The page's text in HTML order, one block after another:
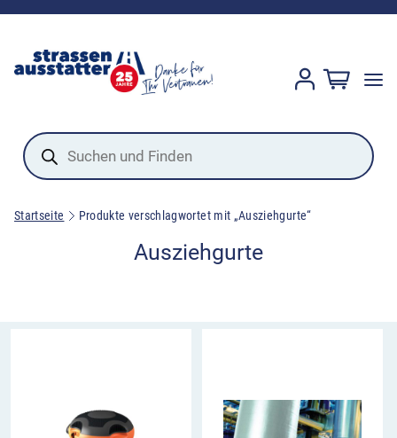
Products
search
Startseite Produkte verschlagwortet mit „Ausziehgurte“
Ausziehgurte